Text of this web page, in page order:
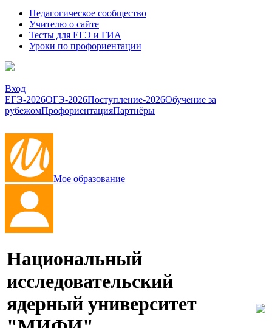
Педагогическое сообщество
Учителю о сайте
Тесты для ЕГЭ и ГИА
Уроки по профориентации
Вход
ЕГЭ-2026ОГЭ-2026Поступление-2026Обучение за
рубежомПрофориентацияПартнёры
Мое образование
Национальный
исследовательский
ядерный университет